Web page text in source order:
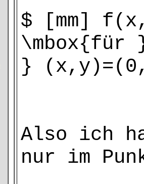
$ [mm]
}
Also ich
nur im